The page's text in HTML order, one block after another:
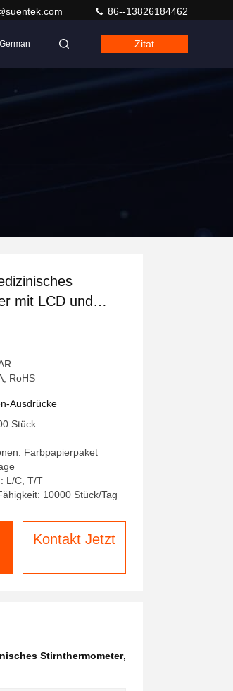
86--13826184462
German Zitat
mit LCD und
RoHS
Ausdrücke
Stück
Farbpapierpaket
L/C, T/T
10000 Stück/Tag
Kontakt Jetzt
Stirnthermometer,